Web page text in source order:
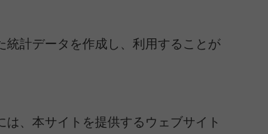
計データを作成し、利用することが
、本サイトを提供するウェブサイト